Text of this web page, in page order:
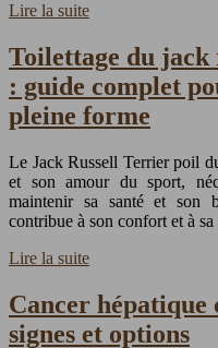
Lire la suite
Toilettage du
: guide complet
pleine forme
Le Jack Russell Terrier poil
et son amour du sport,
maintenir sa santé et son
contribue à son confort et à
Lire la suite
Cancer hépatique
signes et options